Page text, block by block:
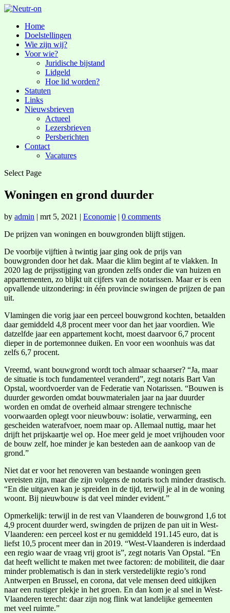
Home
Doelstellingen
Wie zijn wij?
Voor wie?
Juridische bijstand
Lidgeld
Hoe lid worden?
Statuten
Links
Nieuwsbrieven
Actueel
Lezersbrieven
Persberichten
Contact
Vacatures
Select Page
Woningen en grond duurder
by admin | mrt 5, 2021 | Economie | 0 comments
De prijzen van woningen en bouwgronden blijft stijgen.
De voorbije vijftien à twintig jaar ging ook de prijs van
bouwgronden door het dak. Maar die klim begint af te vlakken. In
2020 lag de prijsstijging van gronden zelfs onder die van huizen en
appartementen, zo blijkt uit cijfers van de notarissen. Maar er is een
opvallende uitzondering: in één provincie swingen de prijzen de pan
uit.
Vlamingen die vorig jaar een perceel bouwgrond kochten, betaalden
daar gemiddeld 4,8 procent meer voor dan het jaar voordien. Wie
datzelfde jaar een appartement kocht, moest daarvoor 6,7 procent
dieper in de portemonnee duiken. En voor een woonhuis was dat
zelfs 6,7 procent.
Vreemd, want bouwgrond wordt toch almaar schaarser? “Ja, maar
de situatie is toch fundamenteel veranderd”, zegt notaris Bart Van
Opstal, woordvoerder van de Federatie van Notarissen. “Bouwen is
duurder geworden omdat bouwmaterialen jaar na jaar duurder
worden en omdat de overheid almaar strengere technische
voorwaarden oplegt voor nieuwbouw: isolatie, verwarming, een
gescheiden waterafvoer, noem maar op. Allemaal nuttig, maar het
drijft het prijskaartje wel op. Hoe meer geld je moet vrijhouden voor
de bouw zelf, hoe minder je kan besteden aan de aankoop van de
grond.”
Niet dat er voor het renoveren van bestaande woningen geen
vereisten zijn, maar die zijn volgens de notaris toch minder drastisch.
“En die uitgaven kan je spreiden in de tijd, terwijl je al in de woning
woont. Bij nieuwbouw is dat veel minder evident.”
Opmerkelijk: terwijl in de rest van Vlaanderen de bouwgrond 1,6 tot
4,9 procent duurder werd, swingden de prijzen de pan uit in West-
Vlaanderen: een perceel kost er nu gemiddeld 191.145 euro, dat is
liefst 10,5 procent meer dan in 2019. “West-Vlaanderen is inderdaad
een regio waar de vraag vrij groot is”, zegt notaris Van Opstal. “En
dat heeft wellicht te maken met twee factoren: de mobiliteit, die daar
minder problematisch is dan in sterk verstedelijkte regio’s rond
Antwerpen en Brussel, en corona, dat vele mensen deed uitkijken
naar een rustiger plekje in het groen. En dan kom je al snel in West-
Vlaanderen terecht: daar zijn nog flink wat landelijke gemeenten
met veel ruimte.”